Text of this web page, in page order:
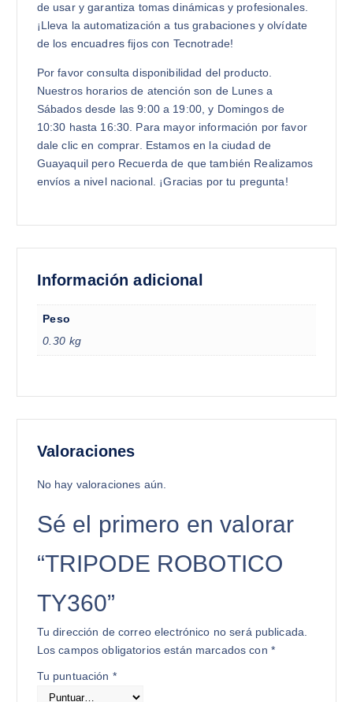
de usar y garantiza tomas dinámicas y profesionales.
¡Lleva la automatización a tus grabaciones y olvídate
de los encuadres fijos con Tecnotrade!
Por favor consulta disponibilidad del producto.
Nuestros horarios de atención son de Lunes a
Sábados desde las 9:00 a 19:00, y Domingos de
10:30 hasta 16:30. Para mayor información por favor
dale clic en comprar. Estamos en la ciudad de
Guayaquil pero Recuerda de que también Realizamos
envíos a nivel nacional. ¡Gracias por tu pregunta!
Información adicional
Peso
0.30 kg
Valoraciones
No hay valoraciones aún.
Sé el primero en valorar
“TRIPODE ROBOTICO
TY360”
Tu dirección de correo electrónico no será publicada.
Los campos obligatorios están marcados con *
Tu puntuación *